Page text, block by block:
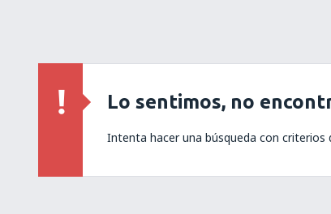
Lo sentimos, no
Intenta hacer una búsqueda con criterios